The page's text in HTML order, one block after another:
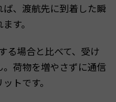
、渡航先に到着した瞬
す。
る場合と比べて、受け
荷物を増やさずに通信
トです。